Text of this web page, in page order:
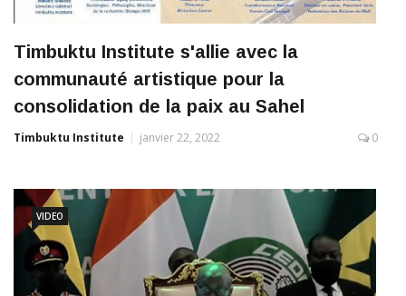
Timbuktu Institute s'allie avec la
communauté artistique pour la
consolidation de la paix au Sahel
Timbuktu Institute janvier 22, 2022 0
VIDEO